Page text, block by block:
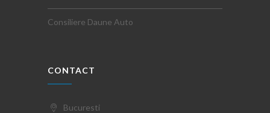
Consiliere Daune Auto
CONTACT
Bucuresti